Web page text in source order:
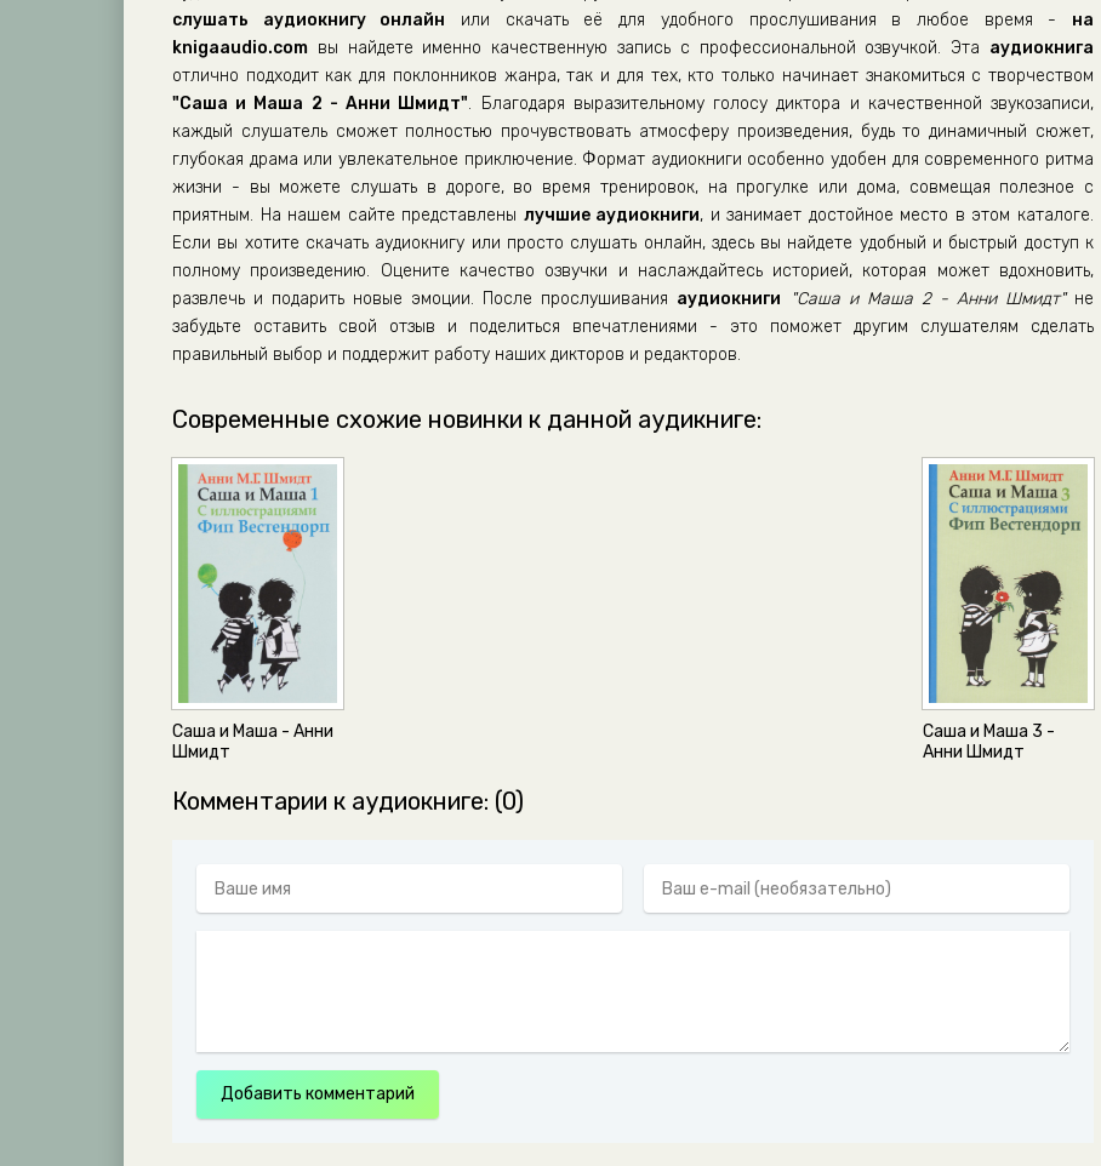
0066
0067
0068
0070
0072
0073
0074
0075
0077
0078
0079
0081
0082
0083
0084
0085
0089
0093
0094
слушать аудиокнигу онлайн или скачать её для удобного прослушивания в любое время - на
knigaaudio.com вы найдете именно качественную запись с профессиональной озвучкой. Эта аудиокнига
отлично подходит как для поклонников жанра, так и для тех, кто только начинает знакомиться с творчеством
"Саша и Маша 2 - Анни Шмидт". Благодаря выразительному голосу диктора и качественной звукозаписи,
каждый слушатель сможет полностью прочувствовать атмосферу произведения, будь то динамичный сюжет,
глубокая драма или увлекательное приключение. Формат аудиокниги особенно удобен для современного ритма
жизни - вы можете слушать в дороге, во время тренировок, на прогулке или дома, совмещая полезное с
приятным. На нашем сайте представлены лучшие аудиокниги, и занимает достойное место в этом каталоге.
Если вы хотите скачать аудиокнигу или просто слушать онлайн, здесь вы найдете удобный и быстрый доступ к
полному произведению. Оцените качество озвучки и наслаждайтесь историей, которая может вдохновить,
развлечь и подарить новые эмоции. После прослушивания аудиокниги "Саша и Маша 2 - Анни Шмидт"не
забудьте оставить свой отзыв и поделиться впечатлениями - это поможет другим слушателям сделать
правильный выбор и поддержит работу наших дикторов и редакторов.
Современные схожие новинки к данной аудикниге:
Саша и Маша - Анни
Шмидт
Саша и Маша 3 -
Анни Шмидт
Комментарии к аудиокниге: (0)
Добавить комментарий